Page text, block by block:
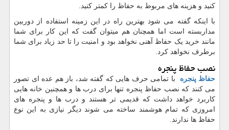
کنید و هزینه های مربوط به حفاظ را کمتر کنید.
با اینکه گفته می شود بهترین راه در این زمینه استفاده از دوربین
مداربسته است اما همچنان هم میتوان گفت که این کار برای شما
مانند خرید یک حفاظ آهنی نخواهد بود و امنیت را تا حد زیاد برای شما
برطرف نخواهد کرد.
نصب حفاظ پنجره
حفاظ پنجره با تمامی حرف هایی که گفته شد، باز هم عده ای تصور
می کنند که نصب حفاظ پنجره تنها برای درب ها و همچنین خانه هایی
کاربرد خواهد داشت که قدیمی تر هستند و درب ها و پنجره های
امروزی که تمام هوشمند ساخته می شوند دیگر نیازی به این نوع
حفاظ ها ندارند.